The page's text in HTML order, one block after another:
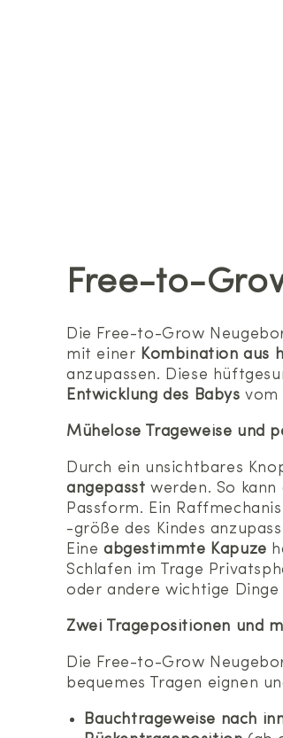
Free-to-
Die Free-to-Grow
mit einer Kombination aus
anzupassen. Diese
Entwicklung des Babys vom
Mühelose Trageweise und
Durch ein unsichtbares
angepasst werden. So
Passform. Ein
-größe des Kindes
Eine abgestimmte Kapuze
Schlafen im Trage
oder andere wichtige
Zwei Tragepositionen und
Die Free-to-Grow
bequemes Tragen eignen
Bauchtrageweise nach